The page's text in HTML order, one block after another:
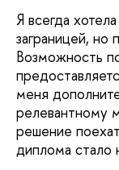
Я всегда
заграницей, но
Возможность
меня
релевантному
решение
диплома